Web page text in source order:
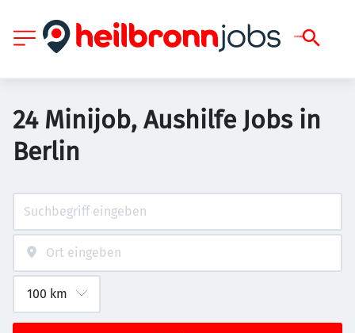
24 Minijob, Aushilfe Jobs in
Berlin